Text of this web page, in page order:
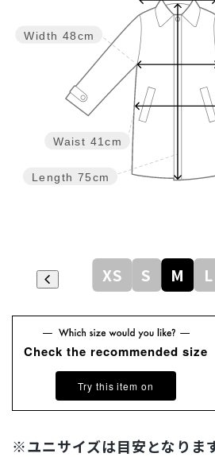
Length 75cm
Waist 41cm
Width 48cm
XS S M L
Check the recommended size
Try this item on
※ユニサイズは目安となります